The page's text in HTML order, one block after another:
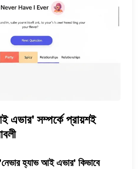
এভার' সম্পর্কে প্রায়শই
হ্যাভ আই এভার' কিভাবে